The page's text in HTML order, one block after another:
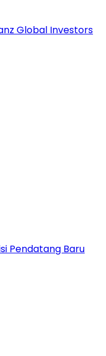
Global Investors
Pendatang Baru